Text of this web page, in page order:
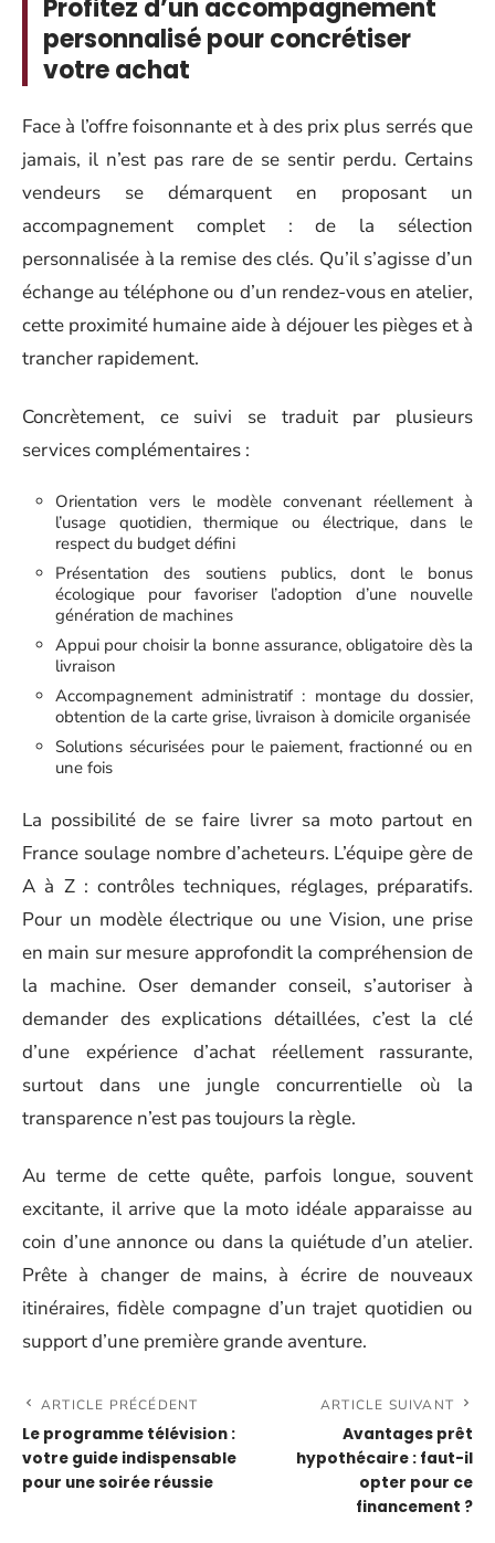
Profitez d’un accompagnement
personnalisé pour concrétiser
votre achat
Face à l’offre foisonnante et à des prix plus serrés que
jamais, il n’est pas rare de se sentir perdu. Certains
vendeurs se démarquent en proposant un
accompagnement complet : de la sélection
personnalisée à la remise des clés. Qu’il s’agisse d’un
échange au téléphone ou d’un rendez-vous en atelier,
cette proximité humaine aide à déjouer les pièges et à
trancher rapidement.
Concrètement, ce suivi se traduit par plusieurs
services complémentaires :
Orientation vers le modèle convenant réellement à
l’usage quotidien, thermique ou électrique, dans le
respect du budget défini
Présentation des soutiens publics, dont le bonus
écologique pour favoriser l’adoption d’une nouvelle
génération de machines
Appui pour choisir la bonne assurance, obligatoire dès la
livraison
Accompagnement administratif : montage du dossier,
obtention de la carte grise, livraison à domicile organisée
Solutions sécurisées pour le paiement, fractionné ou en
une fois
La possibilité de se faire livrer sa moto partout en
France soulage nombre d’acheteurs. L’équipe gère de
A à Z : contrôles techniques, réglages, préparatifs.
Pour un modèle électrique ou une Vision, une prise
en main sur mesure approfondit la compréhension de
la machine. Oser demander conseil, s’autoriser à
demander des explications détaillées, c’est la clé
d’une expérience d’achat réellement rassurante,
surtout dans une jungle concurrentielle où la
transparence n’est pas toujours la règle.
Au terme de cette quête, parfois longue, souvent
excitante, il arrive que la moto idéale apparaisse au
coin d’une annonce ou dans la quiétude d’un atelier.
Prête à changer de mains, à écrire de nouveaux
itinéraires, fidèle compagne d’un trajet quotidien ou
support d’une première grande aventure.
ARTICLE PRÉCÉDENT
Le programme télévision :
votre guide indispensable
pour une soirée réussie
ARTICLE SUIVANT
Avantages prêt
hypothécaire : faut-il
opter pour ce
financement ?